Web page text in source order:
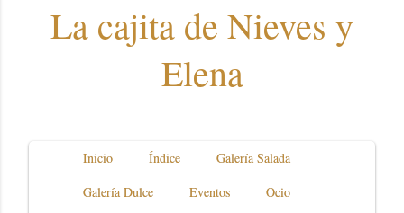
La cajita de Nieves y
Elena
Inicio Índice
Galería Salada
Galería Dulce
Eventos
Ocio